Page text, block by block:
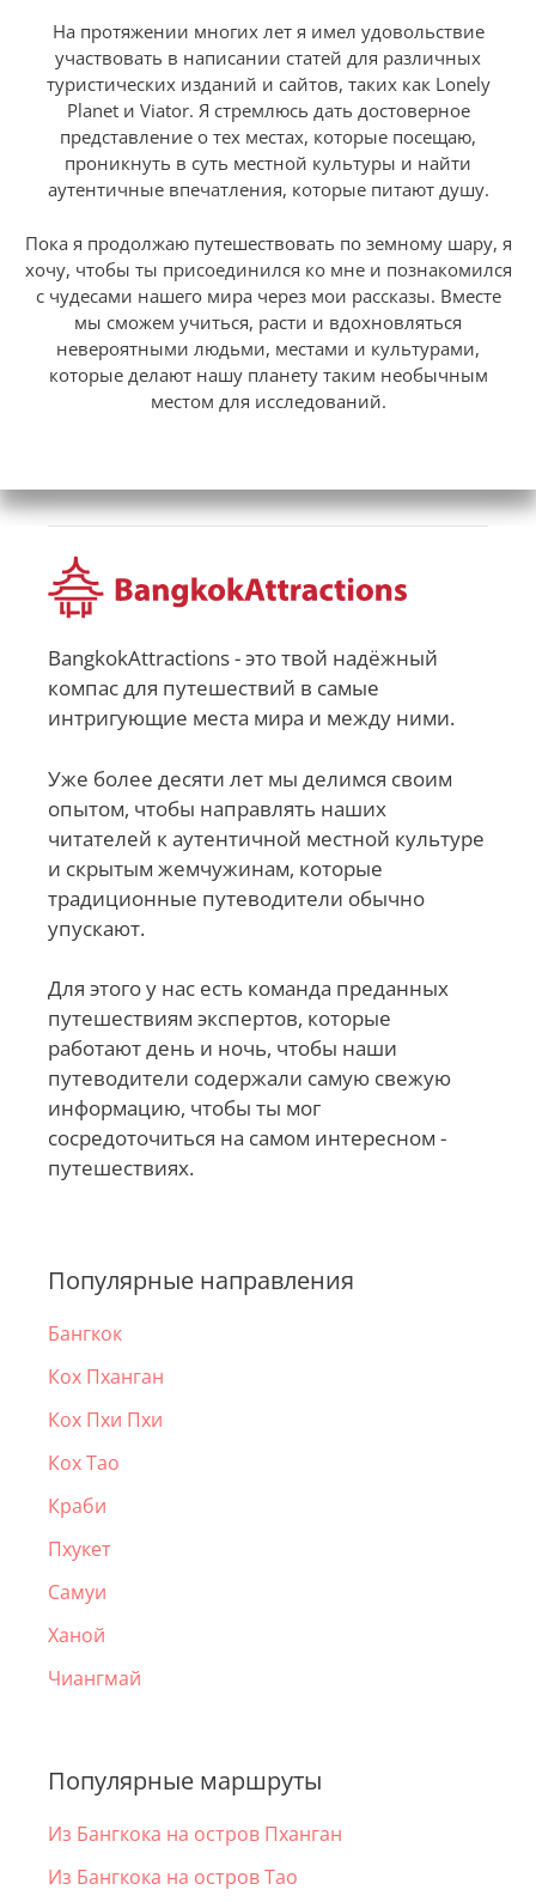
На протяжении многих лет я имел удовольствие
участвовать в написании статей для различных
туристических изданий и сайтов, таких как Lonely
Planet и Viator. Я стремлюсь дать достоверное
представление о тех местах, которые посещаю,
проникнуть в суть местной культуры и найти
аутентичные впечатления, которые питают душу.
Пока я продолжаю путешествовать по земному шару, я
хочу, чтобы ты присоединился ко мне и познакомился
с чудесами нашего мира через мои рассказы. Вместе
мы сможем учиться, расти и вдохновляться
невероятными людьми, местами и культурами,
которые делают нашу планету таким необычным
местом для исследований.
BangkokAttractions - это твой надёжный
компас для путешествий в самые
интригующие места мира и между ними.
Уже более десяти лет мы делимся своим
опытом, чтобы направлять наших
читателей к аутентичной местной культуре
и скрытым жемчужинам, которые
традиционные путеводители обычно
упускают.
Для этого у нас есть команда преданных
путешествиям экспертов, которые
работают день и ночь, чтобы наши
путеводители содержали самую свежую
информацию, чтобы ты мог
сосредоточиться на самом интересном -
путешествиях.
Популярные направления
Бангкок
Кох Пханган
Кох Пхи Пхи
Кох Тао
Краби
Пхукет
Самуи
Ханой
Чиангмай
Популярные маршруты
Из Бангкока на остров Пханган
Из Бангкока на остров Тао